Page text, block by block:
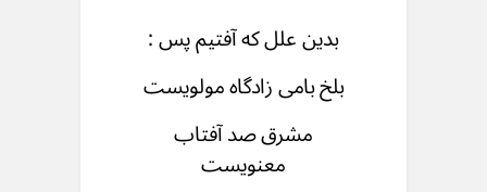
بدین علل که آفتیم پس :
بلخ بامی زادگاه مولویست
مشرق صد آفتاب
معنویست